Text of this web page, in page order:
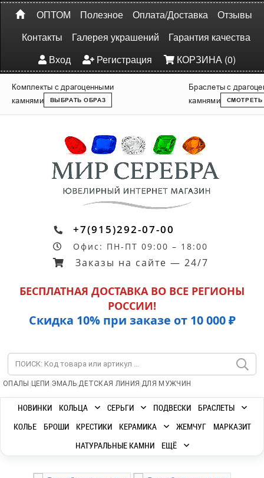
ОПТОМ Полезное Оплата/Доставка
Отзывы
Контакты
Галерея украшений
Гарантия качества
Вход
Регистрация КОРЗИНА (0)
Комплекты с драгоценными
камнями
ВЫБРАТЬ ОБРАЗ
Браслеты с
камнями
СМОТРЕТЬ
+7(915)292-07-00
Офис: ПН-ПТ 09:00 – 18:00
Заказы на сайте — 24/7
БЕСПЛАТНАЯ ДОСТАВКА ВО ВСЕ РЕГИОНЫ
РОССИИ!
Скидка 10% при заказе от 10 000 ₽
ОПАЛЫ | ЦЕПИ |ЭМАЛЬ|ДЕТСКАЯ ЛИНИЯ |ДЛЯ МУЖЧИН
НОВИНКИ КОЛЬЦА СЕРЬГИ ПОДВЕСКИ
БРАСЛЕТЫ
КОЛЬЕ
БРОШИ КРЕСТИКИ КЕРАМИКА ЖЕМЧУГ
МАРКАЗИТ
НАТУРАЛЬНЫЕ КАМНИ
ЕЩЁ